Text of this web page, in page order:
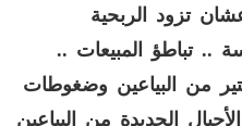
تزود الربحية
.. تباطؤ المبيعات ..
من البياعين وضغوطات
الجديدة من البياعين